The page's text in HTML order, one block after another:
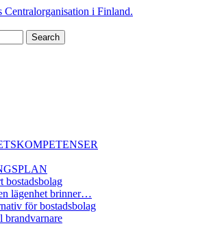
bostadsbolag
lägenhet brinner…
för bostadsbolag
brandvarnare